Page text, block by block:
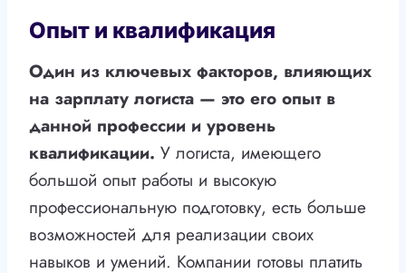
Опыт и квалификация
Один из ключевых факторов, влияющих
на зарплату логиста — это его опыт в
данной профессии и уровень
квалификации. У логиста, имеющего
большой опыт работы и высокую
профессиональную подготовку, есть больше
возможностей для реализации своих
навыков и умений. Компании готовы платить